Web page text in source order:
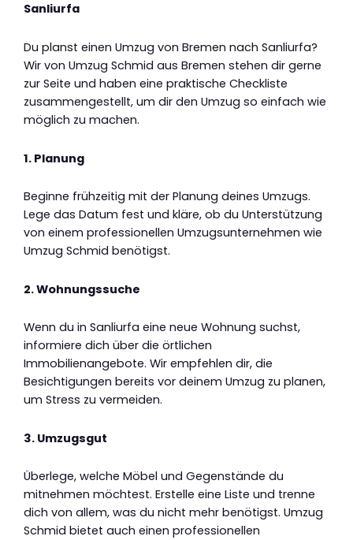
Sanliurfa
Du planst einen Umzug von Bremen nach Sanliurfa?
Wir von Umzug Schmid aus Bremen stehen dir gerne
zur Seite und haben eine praktische Checkliste
zusammengestellt, um dir den Umzug so einfach wie
möglich zu machen.
1. Planung
Beginne frühzeitig mit der Planung deines Umzugs.
Lege das Datum fest und kläre, ob du Unterstützung
von einem professionellen Umzugsunternehmen wie
Umzug Schmid benötigst.
2. Wohnungssuche
Wenn du in Sanliurfa eine neue Wohnung suchst,
informiere dich über die örtlichen
Immobilienangebote. Wir empfehlen dir, die
Besichtigungen bereits vor deinem Umzug zu planen,
um Stress zu vermeiden.
3. Umzugsgut
Überlege, welche Möbel und Gegenstände du
mitnehmen möchtest. Erstelle eine Liste und trenne
dich von allem, was du nicht mehr benötigst. Umzug
Schmid bietet auch einen professionellen